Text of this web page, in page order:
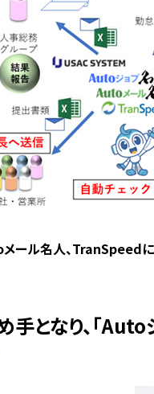
ール名人、TranSpeed
となり、「Auto